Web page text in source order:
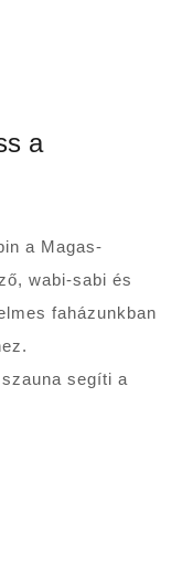
a
a Magas-
wabi-sabi és
faházunkban
segíti a